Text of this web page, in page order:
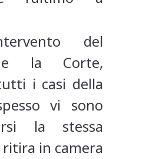
del
e la Corte,
i casi della
vi sono
la stessa
in camera